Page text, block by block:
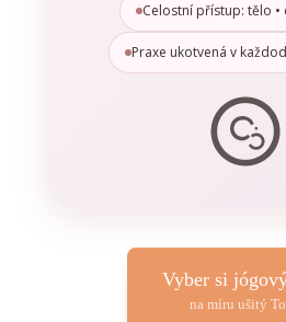
Celostní přístup: tělo •
Praxe ukotvená v
Vyber si
na míru ušitý